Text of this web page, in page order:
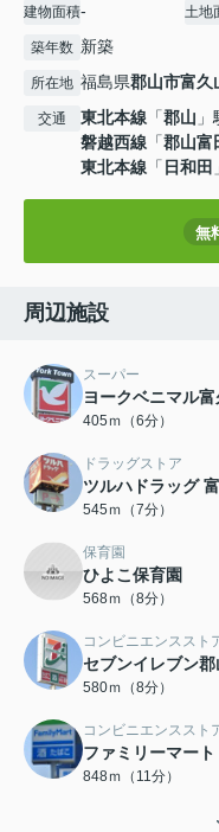
建物面積- 土地
築年数 新築
所在地 福島県郡山市富久
交通 東北本線 「郡山
磐越西線 「郡山富
東北本線 「 日和田
無
周辺施設
スーパー
ヨークベニマル
405ｍ（6分）
ドラッグストア
ツルハドラッグ
545ｍ（7分）
保育園
ひよこ保育園
568ｍ（8分）
コンビニエンススト
セブンイレブン
580ｍ（8分）
コンビニエンススト
ファミリーマー
848ｍ（11分）